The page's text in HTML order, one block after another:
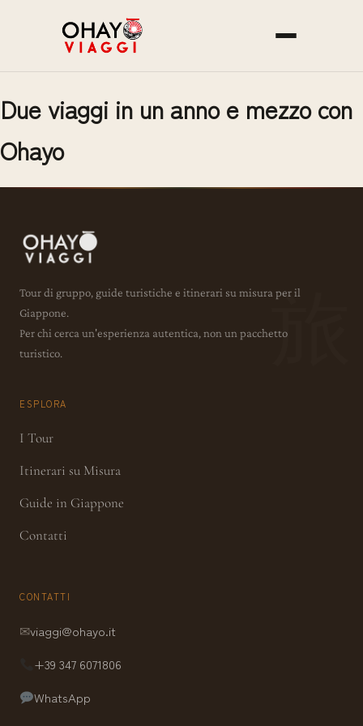
Due viaggi in un anno e mezzo con
Ohayo
Tour di gruppo, guide turistiche e itinerari su misura per il
Giappone.
Per chi cerca un'esperienza autentica, non un pacchetto
turistico.
ESPLORA
I Tour
Itinerari su Misura
Guide in Giappone
Contatti
CONTATTI
✉viaggi@ohayo.it
+39 347 6071806
WhatsApp